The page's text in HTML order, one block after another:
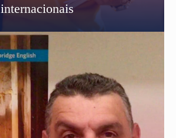
internacionais